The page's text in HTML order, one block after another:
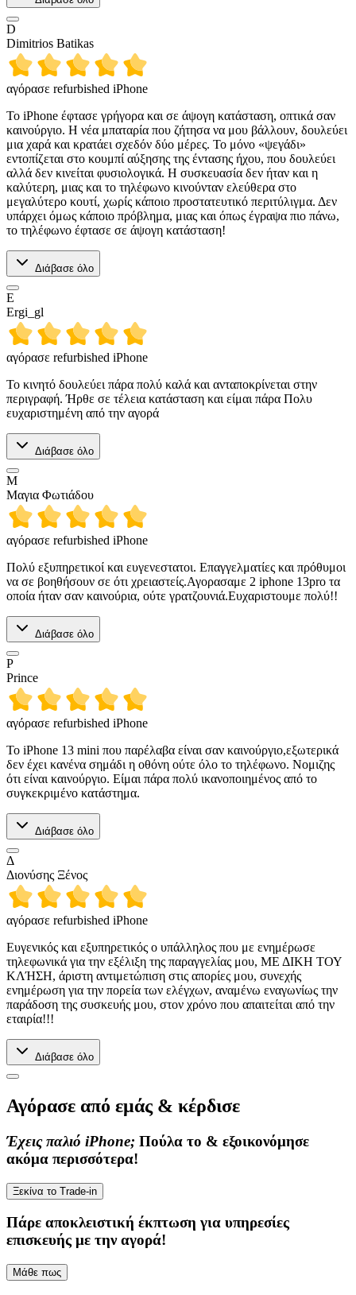
D
Dimitrios Batikas
αγόρασε refurbished iPhone
Το iPhone έφτασε γρήγορα και σε άψογη κατάσταση, οπτικά σαν
καινούργιο. Η νέα μπαταρία που ζήτησα να μου βάλλουν, δουλεύει
μια χαρά και κρατάει σχεδόν δύο μέρες. Το μόνο «ψεγάδι»
εντοπίζεται στο κουμπί αύξησης της έντασης ήχου, που δουλεύει
αλλά δεν κινείται φυσιολογικά. Η συσκευασία δεν ήταν και η
καλύτερη, μιας και το τηλέφωνο κινούνταν ελεύθερα στο
μεγαλύτερο κουτί, χωρίς κάποιο προστατευτικό περιτύλιγμα. Δεν
υπάρχει όμως κάποιο πρόβλημα, μιας και όπως έγραψα πιο πάνω,
το τηλέφωνο έφτασε σε άψογη κατάσταση!
Διάβασε όλο
E
Ergi_gl
αγόρασε refurbished iPhone
Το κινητό δουλεύει πάρα πολύ καλά και ανταποκρίνεται στην
περιγραφή. Ήρθε σε τέλεια κατάσταση και είμαι πάρα Πολυ
ευχαριστημένη από την αγορά
Διάβασε όλο
Μ
Μαγια Φωτιάδου
αγόρασε refurbished iPhone
Πολύ εξυπηρετικοί και ευγενεστατοι. Επαγγελματίες και πρόθυμοι
να σε βοηθήσουν σε ότι χρειαστείς.Αγορασαμε 2 iphone 13pro τα
οποία ήταν σαν καινούρια, ούτε γρατζουνιά.Ευχαριστουμε πολύ!!
Διάβασε όλο
P
Prince
αγόρασε refurbished iPhone
Το iPhone 13 mini που παρέλαβα είναι σαν καινούργιο,εξωτερικά
δεν έχει κανένα σημάδι η οθόνη ούτε όλο το τηλέφωνο. Νομιζης
ότι είναι καινούργιο. Είμαι πάρα πολύ ικανοποιημένος από το
συγκεκριμένο κατάστημα.
Διάβασε όλο
Δ
Διονύσης Ξένος
αγόρασε refurbished iPhone
Ευγενικός και εξυπηρετικός ο υπάλληλος που με ενημέρωσε
τηλεφωνικά για την εξέλιξη της παραγγελίας μου, ΜΕ ΔΙΚΗ ΤΟΥ
ΚΛΉΣΗ, άριστη αντιμετώπιση στις απορίες μου, συνεχής
ενημέρωση για την πορεία των ελέγχων, αναμένω εναγωνίως την
παράδοση της συσκευής μου, στον χρόνο που απαιτείται από την
εταιρία!!!
Διάβασε όλο
Αγόρασε από εμάς & κέρδισε
Έχεις παλιό iPhone; Πούλα το & εξοικονόμησε
ακόμα περισσότερα!
Ξεκίνα το Trade-in
Πάρε αποκλειστική έκπτωση για υπηρεσίες
επισκευής με την αγορά!
Μάθε πως